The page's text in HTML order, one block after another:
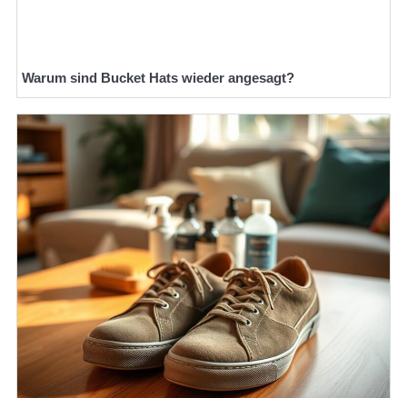
Warum sind Bucket Hats wieder angesagt?